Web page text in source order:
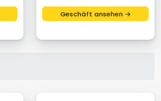
Geschäft ansehen →